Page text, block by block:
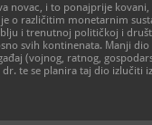
novac, i to ponajprije
o različitim monetarnim
i trenutnoj političkoj i
svih kontinenata. Manji
(vojnog, ratnog,
te se planira taj dio izlučiti